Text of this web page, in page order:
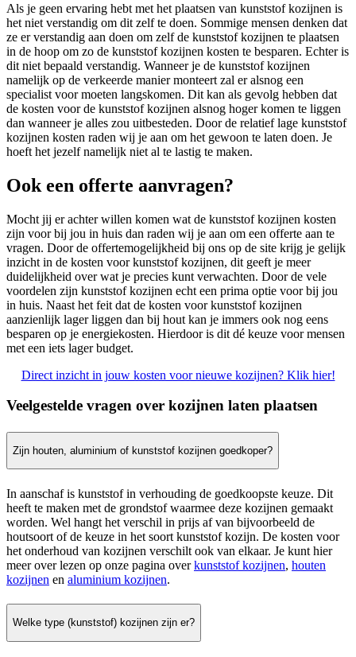
Als je geen ervaring hebt met het plaatsen van kunststof kozijnen is
het niet verstandig om dit zelf te doen. Sommige mensen denken dat
ze er verstandig aan doen om zelf de kunststof kozijnen te plaatsen
in de hoop om zo de kunststof kozijnen kosten te besparen. Echter is
dit niet bepaald verstandig. Wanneer je de kunststof kozijnen
namelijk op de verkeerde manier monteert zal er alsnog een
specialist voor moeten langskomen. Dit kan als gevolg hebben dat
de kosten voor de kunststof kozijnen alsnog hoger komen te liggen
dan wanneer je alles zou uitbesteden. Door de relatief lage kunststof
kozijnen kosten raden wij je aan om het gewoon te laten doen. Je
hoeft het jezelf namelijk niet al te lastig te maken.
Ook een offerte aanvragen?
Mocht jij er achter willen komen wat de kunststof kozijnen kosten
zijn voor bij jou in huis dan raden wij je aan om een offerte aan te
vragen. Door de offertemogelijkheid bij ons op de site krijg je gelijk
inzicht in de kosten voor kunststof kozijnen, dit geeft je meer
duidelijkheid over wat je precies kunt verwachten. Door de vele
voordelen zijn kunststof kozijnen echt een prima optie voor bij jou
in huis. Naast het feit dat de kosten voor kunststof kozijnen
aanzienlijk lager liggen dan bij hout kan je immers ook nog eens
besparen op je energiekosten. Hierdoor is dit dé keuze voor mensen
met een iets lager budget.
Direct inzicht in jouw kosten voor nieuwe kozijnen? Klik hier!
Veelgestelde vragen over kozijnen laten plaatsen
Zijn houten, aluminium of kunststof kozijnen goedkoper?
In aanschaf is kunststof in verhouding de goedkoopste keuze. Dit
heeft te maken met de grondstof waarmee deze kozijnen gemaakt
worden. Wel hangt het verschil in prijs af van bijvoorbeeld de
houtsoort of de keuze in het soort kunststof kozijn. De kosten voor
het onderhoud van kozijnen verschilt ook van elkaar. Je kunt hier
meer over lezen op onze pagina overkunststof kozijnen, houten
kozijnen en aluminium kozijnen.
Welke type (kunststof) kozijnen zijn er?